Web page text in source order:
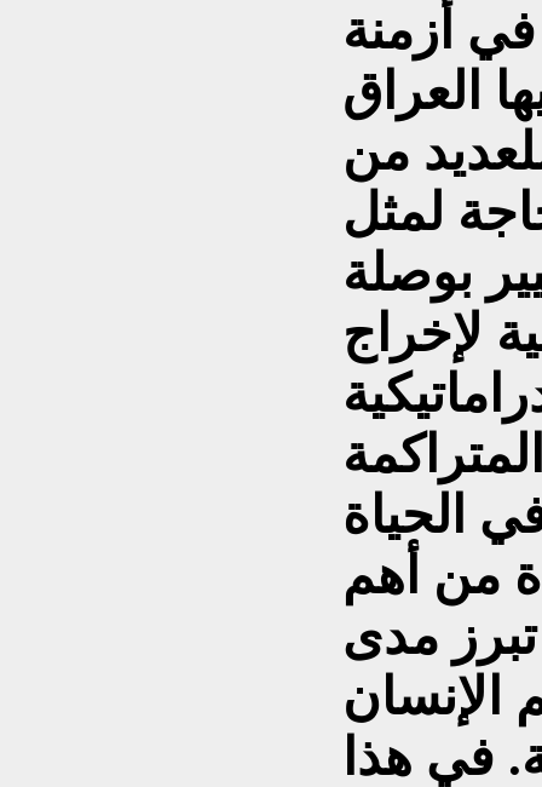
أزمنة
العراق
من
لمثل
بوصلة
لإخراج
الحياة
من أهم
تبرز مدى
الإنسان
في هذا